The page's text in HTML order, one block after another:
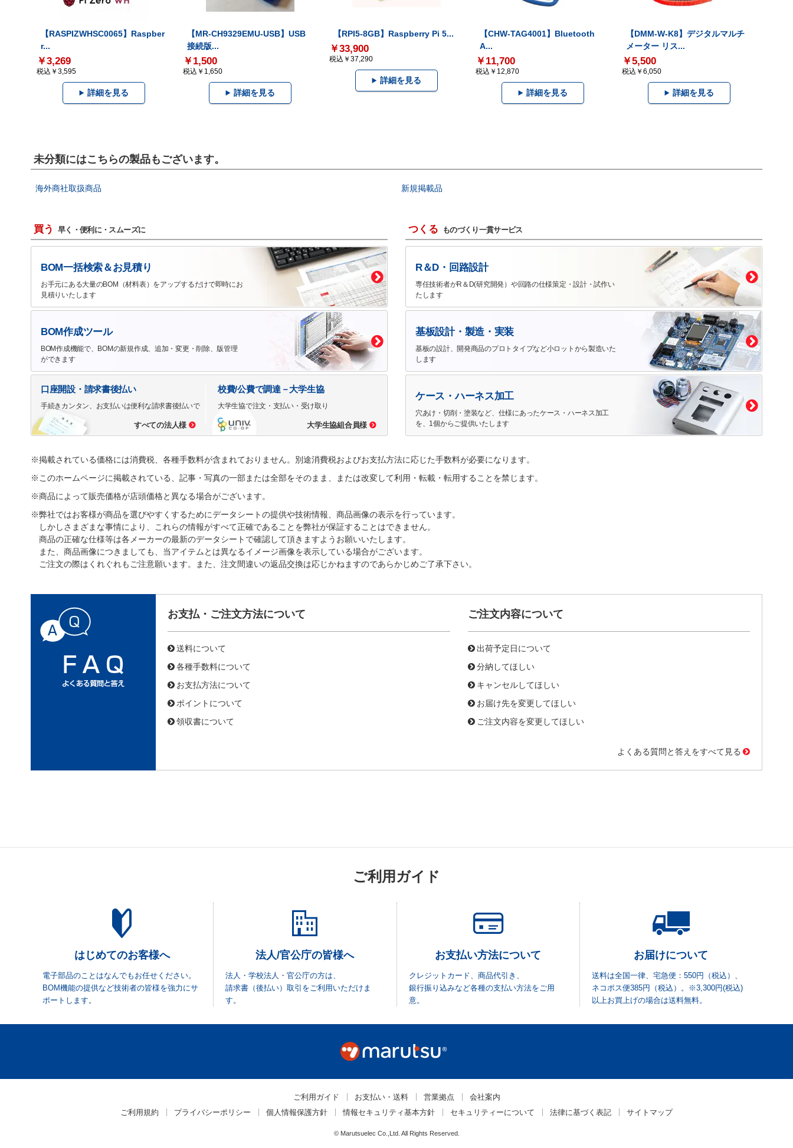
【RASPIZWHSC0065】Raspber
r...
￥3,269
税込￥3,595
詳細を見る
【MR-CH9329EMU-USB】USB
接続版...
￥1,500
税込￥1,650
詳細を見る
【RPI5-8GB】Raspberry Pi 5...
￥33,900
税込￥37,290
詳細を見る
【CHW-TAG4001】Bluetooth
A...
￥11,700
税込￥12,870
詳細を見る
【DMM-W-K8】デジタルマルチ
メーター リス...
￥5,500
税込￥6,050
詳細を見る
未分類にはこちらの製品もございます。
海外商社取扱商品 新規掲載品
買う 早く・便利に・スムーズに
BOM一括検索＆お見積り
お手元にある大量のBOM（材料表）をアップするだけで即時にお
見積りいたします
BOM作成ツール
BOM作成機能で、BOMの新規作成、追加・変更・削除、版管理
ができます
口座開設・請求書後払い
手続きカンタン、お支払いは便利な請求書後払いで
すべての法人様
校費/公費で調達－大学生協
大学生協で注文・支払い・受け取り
大学生協組合員様
つくる ものづくり一貫サービス
R＆D・回路設計
専任技術者がR＆D(研究開発）や回路の仕様策定・設計・試作い
たします
基板設計・製造・実装
基板の設計、開発商品のプロトタイプなど小ロットから製造いた
します
ケース・ハーネス加工
穴あけ・切削・塗装など、仕様にあったケース・ハーネス加工
を、1個からご提供いたします
※掲載されている価格には消費税、各種手数料が含まれておりません。別途消費税およびお支払方法に応じた手数料が必要になります。
※このホームページに掲載されている、記事・写真の一部または全部をそのまま、または改変して利用・転載・転用することを禁じます。
※商品によって販売価格が店頭価格と異なる場合がございます。
※弊社ではお客様が商品を選びやすくするためにデータシートの提供や技術情報、商品画像の表示を行っています。
しかしさまざまな事情により、これらの情報がすべて正確であることを弊社が保証することはできません。
商品の正確な仕様等は各メーカーの最新のデータシートで確認して頂きますようお願いいたします。
また、商品画像につきましても、当アイテムとは異なるイメージ画像を表示している場合がございます。
ご注文の際はくれぐれもご注意願います。また、注文間違いの返品交換は応じかねますのであらかじめご了承下さい。
お支払・ご注文方法について
送料について
各種手数料について
お支払方法について
ポイントについて
領収書について
ご注文内容について
出荷予定日について
分納してほしい
キャンセルしてほしい
お届け先を変更してほしい
ご注文内容を変更してほしい
よくある質問と答えをすべて見る
ご利用ガイド
はじめてのお客様へ
電子部品のことはなんでもお任せください。
BOM機能の提供など技術者の皆様を強力にサ
ポートします。
法人/官公庁の皆様へ
法人・学校法人・官公庁の方は、
請求書（後払い）取引をご利用いただけま
す。
お支払い方法について
クレジットカード、商品代引き、
銀行振り込みなど各種の支払い方法をご用
意。
お届けについて
送料は全国一律、宅急便：550円（税込）、
ネコポス便385円（税込）。※3,300円(税込)
以上お買上げの場合は送料無料。
ご利用ガイド お支払い・送料 営業拠点
会社案内
ご利用規約
プライバシーポリシー 個人情報保護方針 情報セキュリティ基本方針 セキュリティーについて 法律に基づく表記 サイトマップ
© Marutsuelec Co.,Ltd. All Rights Reserved.